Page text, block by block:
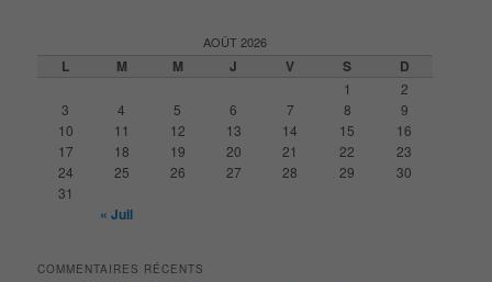
AOÛT 2026
L M M J V S D
1
2
3
4 5 6 7 8
9
10
11 12 13 14 15
16
17
18 19 20 21 22
23
24
25 26 27 28 29
30
31
« Juil
COMMENTAIRES RÉCENTS